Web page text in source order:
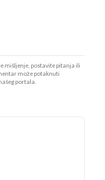
mišljenje, postavite pitanja ili
može potaknuti
portala.